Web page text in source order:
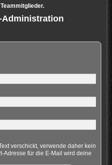
verschickt, verwende daher kein
Adresse für die E-Mail wird deine